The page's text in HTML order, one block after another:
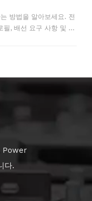
방법을 알아보세요. 전
필, 배선 요구 사항 및 사
Power
다.